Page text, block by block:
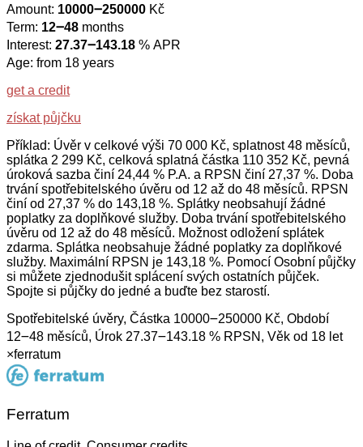
Amount: 10000౼250000 Kč
Term: 12౼48 months
Interest: 27.37౼143.18 % APR
Age: from 18 years
get a credit
získat půjčku
Příklad: Úvěr v celkové výši 70 000 Kč, splatnost 48 měsíců,
splátka 2 299 Kč, celková splatná částka 110 352 Kč, pevná
úroková sazba činí 24,44 % P.A. a RPSN činí 27,37 %. Doba
trvání spotřebitelského úvěru od 12 až do 48 měsíců. RPSN
činí od 27,37 % do 143,18 %. Splátky neobsahují žádné
poplatky za doplňkové služby. Doba trvání spotřebitelského
úvěru od 12 až do 48 měsíců. Možnost odložení splátek
zdarma. Splátka neobsahuje žádné poplatky za doplňkové
služby. Maximální RPSN je 143,18 %. Pomocí Osobní půjčky
si můžete zjednodušit splácení svých ostatních půjček.
Spojte si půjčky do jedné a buďte bez starostí.
Spotřebitelské úvěry, Částka 10000౼250000 Kč, Období
12౼48 měsíců, Úrok 27.37౼143.18 % RPSN, Věk od 18 let
×ferratum
Ferratum